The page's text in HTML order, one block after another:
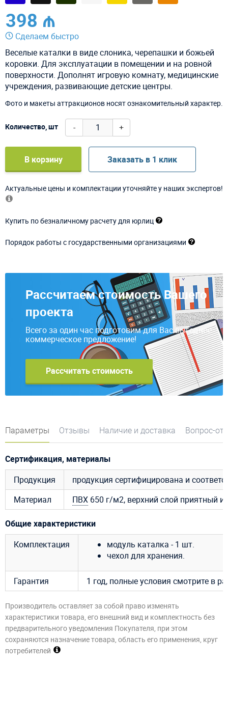
398 ₼
Сделаем быстро
Веселые каталки в виде слоника, черепашки и божьей
коровки. Для эксплуатации в помещении и на ровной
поверхности. Дополнят игровую комнату, медицинские
учреждения, развивающие детские центры.
Фото и макеты аттракционов носят ознакомительный характер.
Количество, шт - +
В корзину Заказать в 1 клик
Актуальные цены и комплектации уточняйте у наших экспертов!
Купить по безналичному расчету для юрлиц
Порядок работы с государственными организациями
Рассчитаем стоимость Вашего
проекта
Всего за один час подготовим для Вас выгодное
коммерческое предложение!
Рассчитать стоимость
Параметры Отзывы Наличие и доставка Вопрос-
Сертификация, материалы
Продукция
продукция сертифицирована и
Материал
ПВХ 650 г/м2, верхний слой приятный
Общие характеристики
Комплектация
модуль каталка - 1 шт.
чехол для хранения.
Гарантия 1 год, полные условия смотрите в
Производитель оставляет за собой право изменять
характеристики товара, его внешний вид и комплектность без
предварительного уведомления Покупателя, при этом
сохраняются назначение товара, область его применения, круг
потребителей